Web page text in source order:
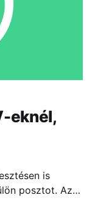
eknél,
is
posztot. Az